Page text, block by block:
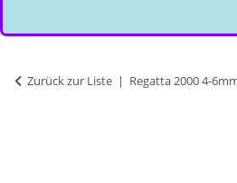
Zurück zur Liste Regatta 2000 4-